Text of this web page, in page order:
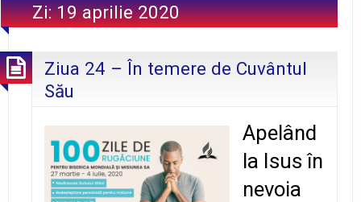
Zi:19 aprilie 2020
Ziua 24 – În temere de Cuvântul
Său
Apelând
la Isus în
nevoia